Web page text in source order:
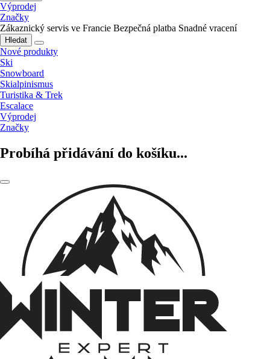
Výprodej
Značky
Zákaznický servis ve Francie Bezpečná platba Snadné vracení
Hledat
Nové produkty
Ski
Snowboard
Skialpinismus
Turistika & Trek
Escalace
Výprodej
Značky
Probíhá přidávání do košíku...